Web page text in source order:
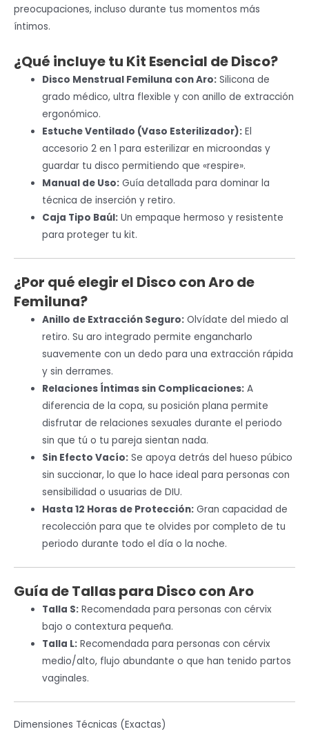
preocupaciones, incluso durante tus momentos más
íntimos.
¿Qué incluye tu Kit Esencial de Disco?
Disco Menstrual Femiluna con Aro: Silicona de
grado médico, ultra flexible y con anillo de extracción
ergonómico.
Estuche Ventilado (Vaso Esterilizador): El
accesorio 2 en 1 para esterilizar en microondas y
guardar tu disco permitiendo que «respire».
Manual de Uso: Guía detallada para dominar la
técnica de inserción y retiro.
Caja Tipo Baúl: Un empaque hermoso y resistente
para proteger tu kit.
¿Por qué elegir el Disco con Aro de
Femiluna?
Anillo de Extracción Seguro: Olvídate del miedo al
retiro. Su aro integrado permite engancharlo
suavemente con un dedo para una extracción rápida
y sin derrames.
Relaciones Íntimas sin Complicaciones: A
diferencia de la copa, su posición plana permite
disfrutar de relaciones sexuales durante el periodo
sin que tú o tu pareja sientan nada.
Sin Efecto Vacío: Se apoya detrás del hueso púbico
sin succionar, lo que lo hace ideal para personas con
sensibilidad o usuarias de DIU.
Hasta 12 Horas de Protección: Gran capacidad de
recolección para que te olvides por completo de tu
periodo durante todo el día o la noche.
Guía de Tallas para Disco con Aro
Talla S: Recomendada para personas con cérvix
bajo o contextura pequeña.
Talla L: Recomendada para personas con cérvix
medio/alto, flujo abundante o que han tenido partos
vaginales.
Dimensiones Técnicas (Exactas)